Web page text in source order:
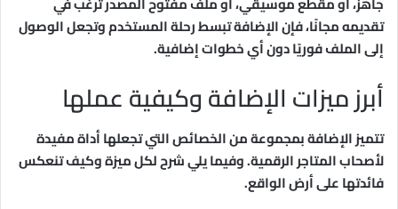
تقديمه مجانًا، فإن الإضافة تبسط رحلة المستخدم وتجعل الوصول
إلى الملف فوريًا دون أي خطوات إضافية.
أبرز ميزات الإضافة وكيفية عملها
تتميز الإضافة بمجموعة من الخصائص التي تجعلها أداة مفيدة
لأصحاب المتاجر الرقمية. وفيما يلي شرح لكل ميزة وكيف تنعكس
فائدتها على أرض الواقع.